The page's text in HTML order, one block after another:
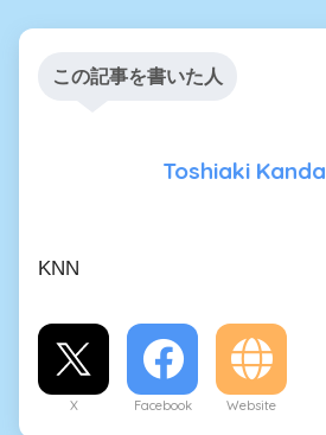
この記事を書いた人
Toshiaki Kanda
KNN
X Facebook Website